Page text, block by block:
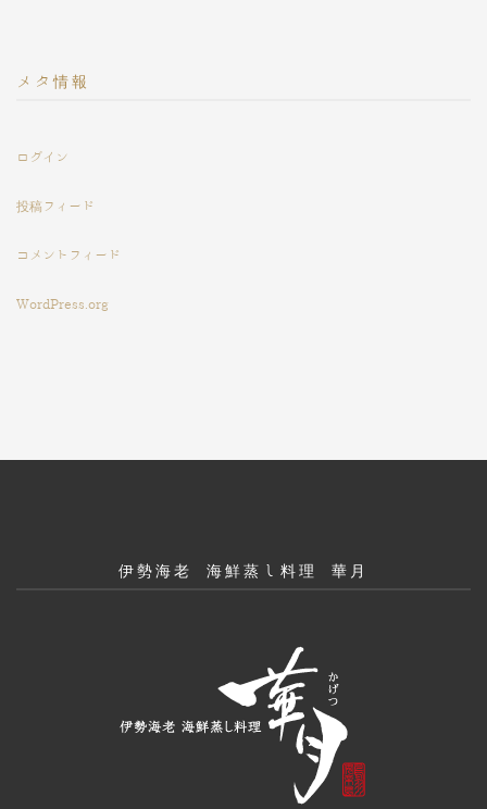
メタ情報
ログイン
投稿フィード
コメントフィード
WordPress.org
伊勢海老 海鮮蒸し料理 華月